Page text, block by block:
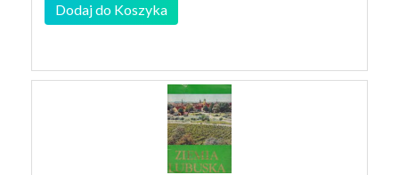
Dodaj do Koszyka